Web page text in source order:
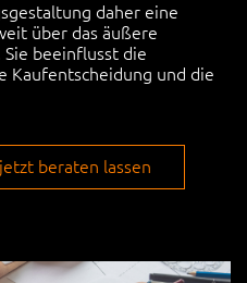
daher eine
über das äußere
beeinflusst die
Kaufentscheidung und die
beraten lassen